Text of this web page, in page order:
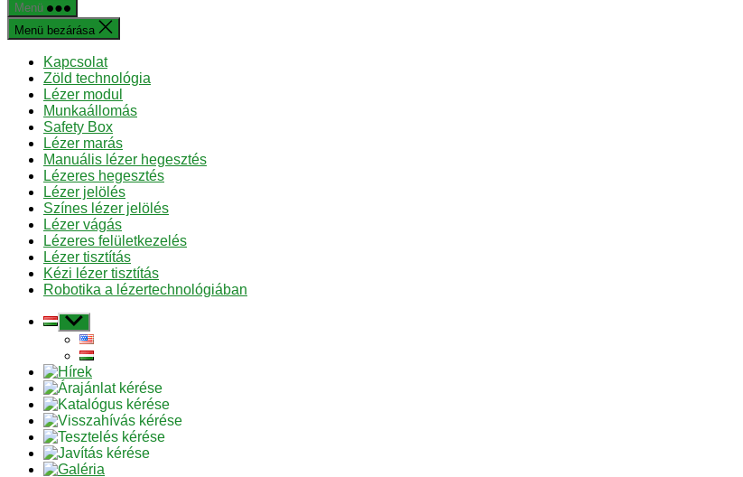
Menü
Menü bezárása
Kapcsolat
Zöld technológia
Lézer modul
Munkaállomás
Safety Box
Lézer marás
Manuális lézer hegesztés
Lézeres hegesztés
Lézer jelölés
Színes lézer jelölés
Lézer vágás
Lézeres felületkezelés
Lézer tisztítás
Kézi lézer tisztítás
Robotika a lézertechnológiában
Almenü
mutatása